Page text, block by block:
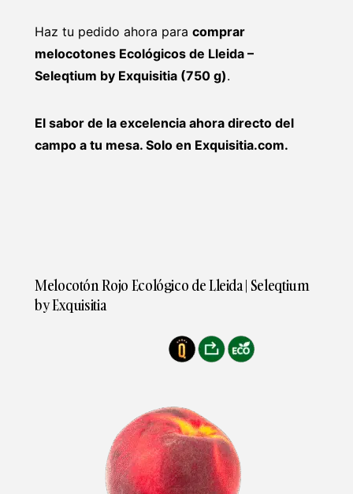
Haz tu pedido ahora para comprar
melocotones Ecológicos de Lleida –
Seleqtium by Exquisitia (750 g).
El sabor de la excelencia ahora directo del
campo a tu mesa. Solo en Exquisitia.com.
Melocotón Rojo Ecológico de Lleida | Seleqtium
by Exquisitia